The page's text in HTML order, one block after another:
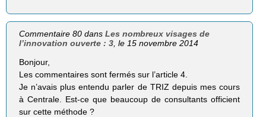
Commentaire 80 dansLes nombreux visages de
l’innovation ouverte : 3 , le 15 novembre 2014
Bonjour,
Les commentaires sont fermés sur l’article 4.
Je n’avais plus entendu parler de TRIZ depuis mes cours
à Centrale. Est-ce que beaucoup de consultants officient
sur cette méthode ?